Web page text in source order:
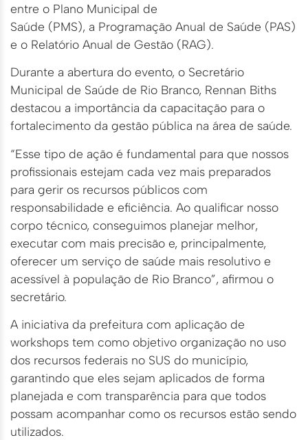
entre o Plano Municipal de
Saúde (PMS), a Programação Anual de Saúde (PAS)
e o Relatório Anual de Gestão (RAG).
Durante a abertura do evento, o Secretário
Municipal de Saúde de Rio Branco, Rennan Biths
destacou a importância da capacitação para o
fortalecimento da gestão pública na área de saúde.
“Esse tipo de ação é fundamental para que nossos
profissionais estejam cada vez mais preparados
para gerir os recursos públicos com
responsabilidade e eficiência. Ao qualificar nosso
corpo técnico, conseguimos planejar melhor,
executar com mais precisão e, principalmente,
oferecer um serviço de saúde mais resolutivo e
acessível à população de Rio Branco”, afirmou o
secretário.
A iniciativa da prefeitura com aplicação de
workshops tem como objetivo organização no uso
dos recursos federais no SUS do município,
garantindo que eles sejam aplicados de forma
planejada e com transparência para que todos
possam acompanhar como os recursos estão sendo
utilizados.